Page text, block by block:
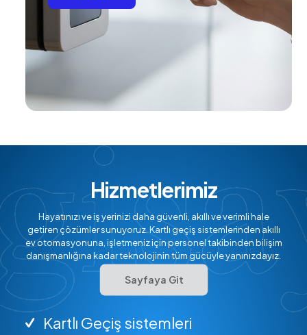
Hizmetlerimiz
Hayatınızı ve iş yerinizi daha güvenli, akıllı ve verimli hale
getiren çözümler sunuyoruz. Kartlı geçiş sistemlerinden akıllı
ev otomasyonuna, işletmeniz için personel takibinden bilişim
danışmanlığına kadar teknolojinin tüm gücüyle yanınızdayız.
Sayfaya Git
Kartlı Geçiş sistemleri